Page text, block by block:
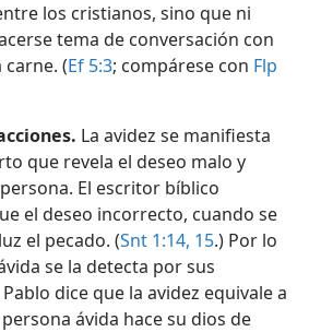
los cristianos, sino que ni
tema de conversación con
(Ef 5:3; compárese con Flp
La avidez se manifiesta
que revela el deseo malo y
El escritor bíblico
el deseo incorrecto, cuando se
el pecado. (Snt 1:14, 15.) Por lo
se la detecta por sus
dice que la avidez equivale a
persona ávida hace su dios de